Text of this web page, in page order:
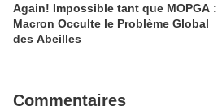
Again! Impossible tant que MOPGA :
Macron Occulte le Problème Global
des Abeilles
Commentaires